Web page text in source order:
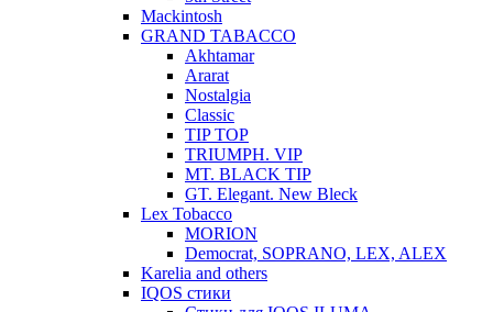
Mackintosh
GRAND TABACCO
Akhtamar
Ararat
Nostalgia
Classic
TIP TOP
TRIUMPH. VIP
MT. BLACK TIP
GT. Elegant. New Bleck
Lex Tobacco
MORION
Democrat, SOPRANO, LEX, ALEX
Karelia and others
IQOS стики